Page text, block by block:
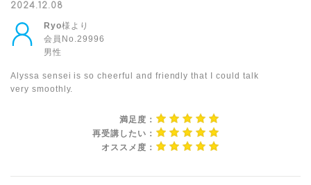
2024.12.08
Ryo様より
会員No.29996
男性
Alyssa sensei is so cheerful and friendly that I could talk
very smoothly.
満足度：
再受講したい：
オススメ度：